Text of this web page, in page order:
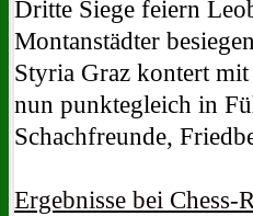
Dritte Siege feiern
Montanstädter
Styria Graz kontert
nun punktegleich in
Schachfreunde,
Ergebnisse bei Chess-